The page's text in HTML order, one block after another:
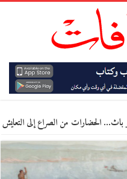
باث… الحضارات من الصراع إلى التعايش